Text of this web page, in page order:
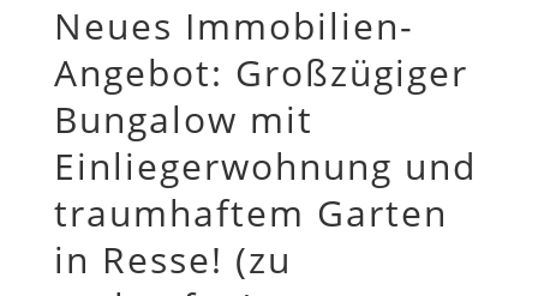
Neues Immobilien-
Angebot: Großzügiger
Bungalow mit
Einliegerwohnung und
traumhaftem Garten
in Resse! (zu